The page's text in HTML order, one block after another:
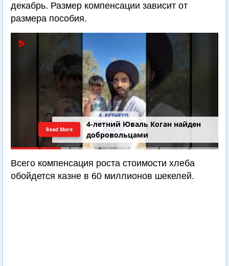
декабрь. Размер компенсации зависит от
размера пособия.
4-летний Юваль Коган найден
добровольцами
Read More
Всего компенсация роста стоимости хлеба
обойдется казне в 60 миллионов шекелей.